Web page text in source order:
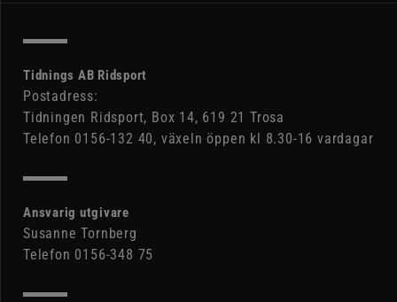
Tidnings AB Ridsport
Postadress:
Tidningen Ridsport, Box 14, 619 21 Trosa
Telefon 0156-132 40, växeln öppen kl 8.30-16 vardagar
Ansvarig utgivare
Susanne Tornberg
Telefon 0156-348 75